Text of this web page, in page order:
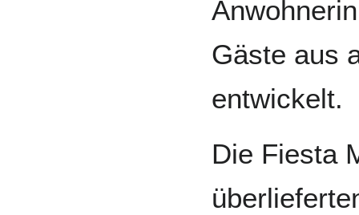
Gäste aus
entwickelt.
Die Fiesta